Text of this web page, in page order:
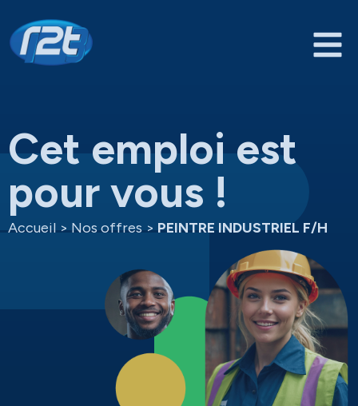
Cet emploi est
pour vous !
Accueil > Nos offres > PEINTRE INDUSTRIEL F/H